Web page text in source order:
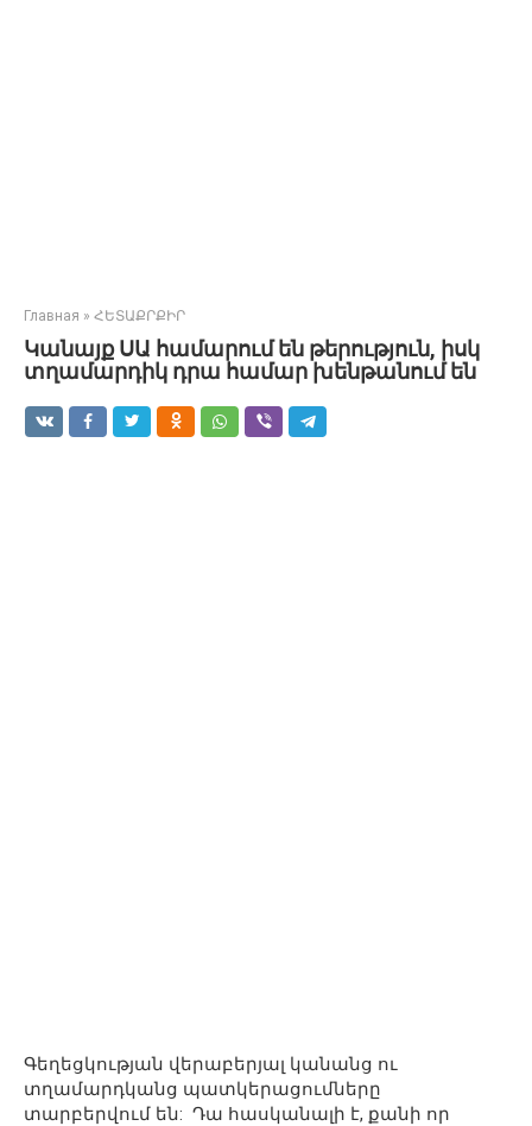
Главная » ՀԵՏԱՔՐՔԻՐ
Կանայք ՍԱ համարում են թերություն, իսկ
տղամարդիկ դրա համար խենթանում են
Գեղեցկության վերաբերյալ կանանց ու
տղամարդկանց պատկերացումները
տարբերվում են: Դա հասկանալի է, քանի որ